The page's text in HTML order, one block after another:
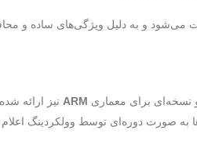
و به دلیل ویژگی‌های ساده و
برای معماری ARM نیز ارائه
به صورت دوره‌ای توسط وولکردینگ